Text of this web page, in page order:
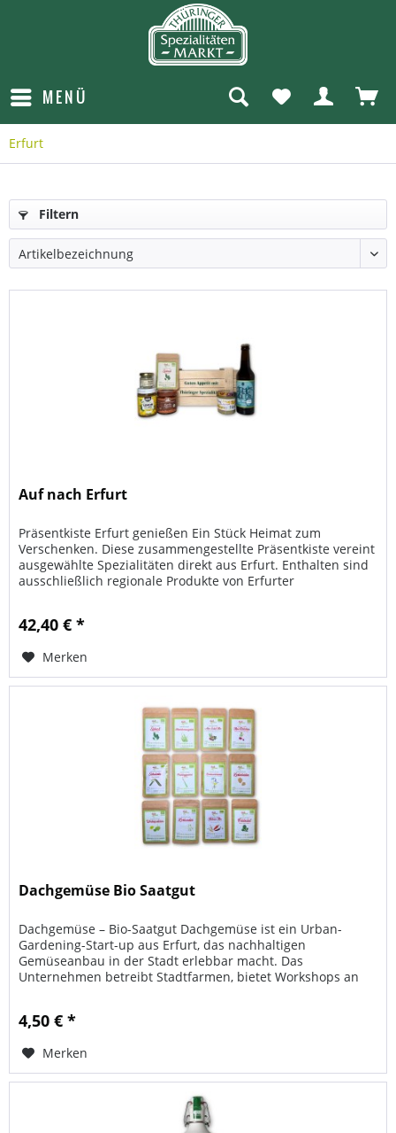
MENÜ
Erfurt
Filtern
Auf nach Erfurt
Präsentkiste Erfurt genießen Ein Stück Heimat zum
Verschenken. Diese zusammengestellte Präsentkiste vereint
ausgewählte Spezialitäten direkt aus Erfurt. Enthalten sind
ausschließlich regionale Produkte von Erfurter
42,40 € *
Merken
Dachgemüse Bio Saatgut
Dachgemüse – Bio-Saatgut Dachgemüse ist ein Urban-
Gardening-Start-up aus Erfurt, das nachhaltigen
Gemüseanbau in der Stadt erlebbar macht. Das
Unternehmen betreibt Stadtfarmen, bietet Workshops an
4,50 € *
Merken